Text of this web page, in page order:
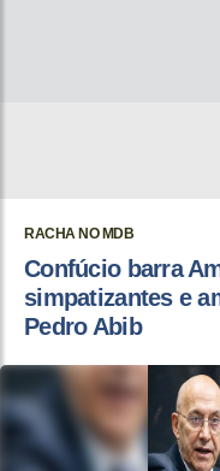
RACHA NO MDB
Confúcio barra
simpatizantes e
Pedro Abib